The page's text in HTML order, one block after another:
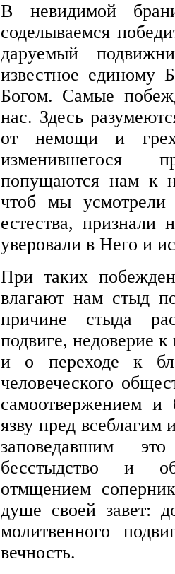
В невидимой
соделываемся
даруемый
известное единому
Богом. Самые
нас. Здесь
от немощи и
изменившегося
попущаются нам к
чтоб мы
естества, признали
уверовали в Него и
При таких
влагают нам стыд
причине стыда
подвиге, недоверие
и о переходе к
человеческого
самоотвержением и
язву пред
заповедавшим
бесстыдство и
отмщением
душе своей завет:
молитвенного
вечность.